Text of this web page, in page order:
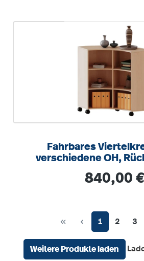
Fahrbares
verschiedene OH,
Regulärer
840,00 €
Seite
1 Seite
2 3
Weitere Produkte laden